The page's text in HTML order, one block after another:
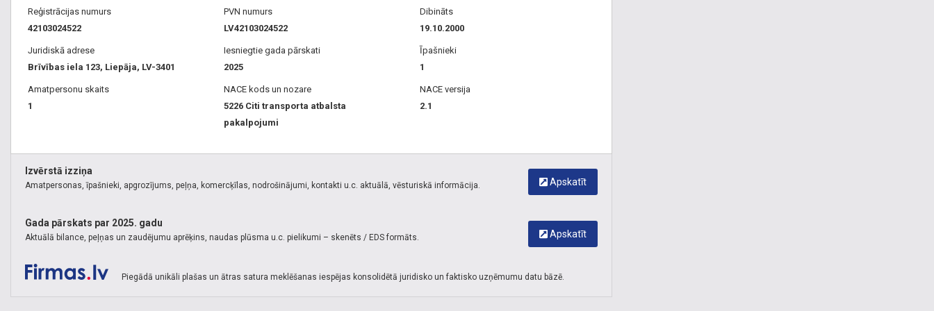
Reģistrācijas numurs
42103024522
PVN numurs
LV42103024522
Dibināts
19.10.2000
Juridiskā adrese
Brīvības iela 123, Liepāja, LV-3401
Iesniegtie gada pārskati
2025
Īpašnieki
1
Amatpersonu skaits
1
NACE kods un nozare
5226 Citi transporta atbalsta
pakalpojumi
NACE versija
2.1
Apskatīt
Izvērstā izziņa
Amatpersonas, īpašnieki, apgrozījums, peļņa, komercķīlas, nodrošinājumi, kontakti u.c. aktuālā, vēsturiskā informācija.
Apskatīt
Gada pārskats par 2025. gadu
Aktuālā bilance, peļņas un zaudējumu aprēķins, naudas plūsma u.c. pielikumi – skenēts / EDS formāts.
Piegādā unikāli plašas un ātras satura meklēšanas iespējas konsolidētā juridisko un faktisko uzņēmumu datu bāzē.